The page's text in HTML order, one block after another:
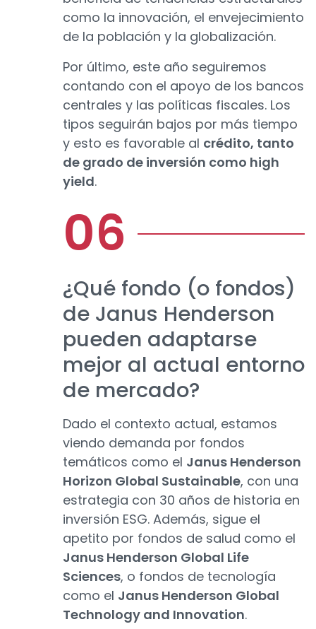
como la innovación, el envejecimiento
de la población y la globalización.
Por último, este año seguiremos
contando con el apoyo de los bancos
centrales y las políticas fiscales. Los
tipos seguirán bajos por más tiempo
y esto es favorable al crédito, tanto
de grado de inversión como high
yield.
¿Qué fondo (o fondos)
de Janus Henderson
pueden adaptarse
mejor al actual entorno
de mercado?
Dado el contexto actual, estamos
viendo demanda por fondos
temáticos como el Janus Henderson
Horizon Global Sustainable, con una
estrategia con 30 años de historia en
inversión ESG. Además, sigue el
apetito por fondos de salud como el
Janus Henderson Global Life
Sciences, o fondos de tecnología
como el Janus Henderson Global
Technology and Innovation.